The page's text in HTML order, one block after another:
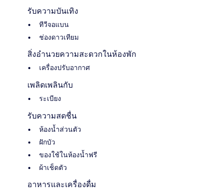
รับความบันเทิง
ทีวีจอแบน
ช่องดาวเทียม
สิ่งอำนวยความสะดวกในห้องพัก
เครื่องปรับอากาศ
เพลิดเพลินกับ
ระเบียง
รับความสดชื่น
ห้องน้ำส่วนตัว
ฝักบัว
ของใช้ในห้องน้ำฟรี
ผ้าเช็ดตัว
อาหารและเครื่องดื่ม